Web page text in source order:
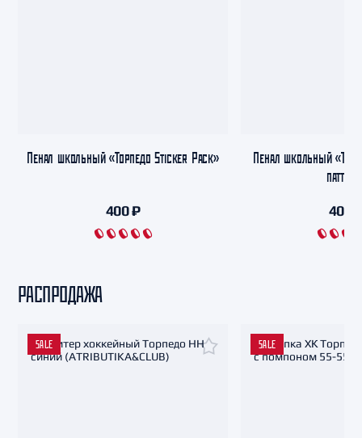
Пенал школьный «Торпедо Sticker Pack»
400 ₽
Пенал школьный
400
РАСПРОДАЖА
SALE SALE